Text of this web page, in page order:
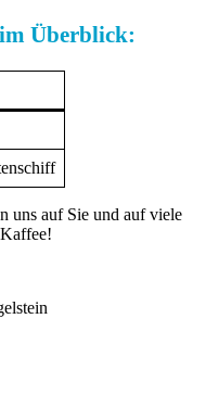
Überblick:
uns auf Sie und auf viele